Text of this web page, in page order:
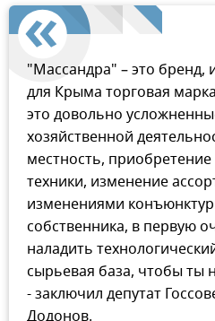
"Массандра" – это бренд,
для Крыма торговая
это довольно
хозяйственной
местность,
техники, изменение
изменениями
собственника, в первую
наладить
сырьевая база, чтобы ты
- заключил депутат
Додонов.